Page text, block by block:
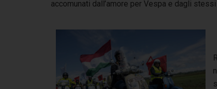
accomunati dall’amore per Vespa e dagli